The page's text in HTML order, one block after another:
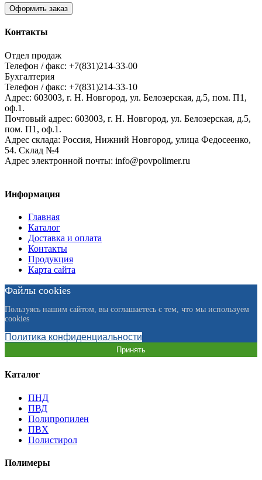
Оформить заказ
Контакты
Отдел продаж
Телефон / факс: +7(831)214-33-00
Бухгалтерия
Телефон / факс: +7(831)214-33-10
Адрес: 603003, г. Н. Новгород, ул. Белозерская, д.5, пом. П1,
оф.1.
Почтовый адрес: 603003, г. Н. Новгород, ул. Белозерская, д.5,
пом. П1, оф.1.
Адрес склада: Россия, Нижний Новгород, улица Федосеенко,
54. Склад №4
Адрес электронной почты: info@povpolimer.ru
Информация
Главная
Каталог
Доставка и оплата
Контакты
Продукция
Карта сайта
Файлы cookies
Пользуясь нашим сайтом, вы соглашаетесь с тем, что мы используем
cookies
Политика конфиденциальности
Принять
Каталог
ПНД
ПВД
Полипропилен
ПВХ
Полистирол
Полимеры